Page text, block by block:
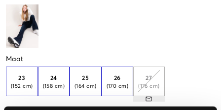
Maat
23
(152 cm)
24
(158 cm)
25
(164 cm)
26
(170 cm)
27
(176 cm)